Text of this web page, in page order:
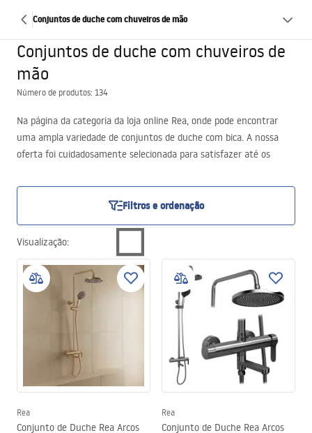
Conjuntos de duche com chuveiros de mão
Conjuntos de duche com chuveiros de
mão
Número de produtos: 134
Na página da categoria da loja online Rea, onde pode encontrar
uma ampla variedade de conjuntos de duche com bica. A nossa
oferta foi cuidadosamente selecionada para satisfazer até os
propostas deste tipo de tornearia de casa de banho e a descobrir
como é fácil introduzir modernidade, funcionalidade e conforto na
sua casa de banho! Aguardamos a sua visita!
Filtros e ordenação
Visualização:
Rea
Conjunto de Duche Rea Arcos
Rea
Conjunto de Duche Rea Arcos